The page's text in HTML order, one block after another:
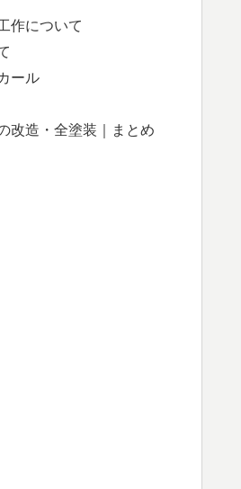
作について
ール
改造・全塗装｜まとめ